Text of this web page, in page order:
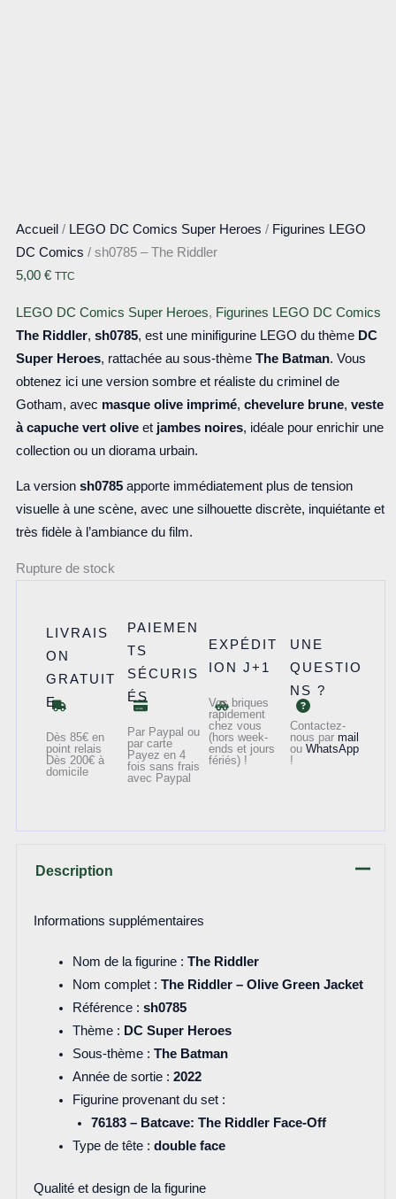
Accueil / LEGO DC Comics Super Heroes / Figurines LEGO
DC Comics / sh0785 – The Riddler
5,00 € TTC
LEGO DC Comics Super Heroes, Figurines LEGO DC Comics
The Riddler, sh0785, est une minifigurine LEGO du thème DC
Super Heroes, rattachée au sous-thème The Batman. Vous
obtenez ici une version sombre et réaliste du criminel de
Gotham, avec masque olive imprimé, chevelure brune, veste
à capuche vert oliveet jambes noires, idéale pour enrichir une
collection ou un diorama urbain.
La version sh0785apporte immédiatement plus de tension
visuelle à une scène, avec une silhouette discrète, inquiétante et
très fidèle à l’ambiance du film.
Rupture de stock
LIVRAIS
ON
GRATUIT
E
Dès 85€ en
point relais
Dès 200€ à
domicile
PAIEMEN
TS
SÉCURIS
ÉS
Par Paypal ou
par carte
Payez en 4
fois sans frais
avec Paypal
EXPÉDIT
ION J+1
Vos briques
rapidement
chez vous
(hors week-
ends et jours
fériés) !
UNE
QUESTIO
NS ?
Contactez-
nous par mail
ou WhatsApp
!
Description
Informations supplémentaires
Nom de la figurine : The Riddler
Nom complet : The Riddler – Olive Green Jacket
Référence : sh0785
Thème : DC Super Heroes
Sous-thème : The Batman
Année de sortie : 2022
Figurine provenant du set :
76183 – Batcave: The Riddler Face-Off
Type de tête : double face
Qualité et design de la figurine